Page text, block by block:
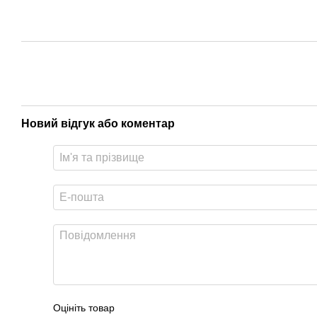
Новий відгук або коментар
Оцініть товар